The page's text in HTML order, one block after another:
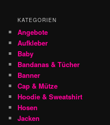
KATEGORIEN
Angebote
Aufkleber
Baby
Bandanas & Tücher
Banner
Cap & Mütze
Hoodie & Sweatshirt
Hosen
Jacken